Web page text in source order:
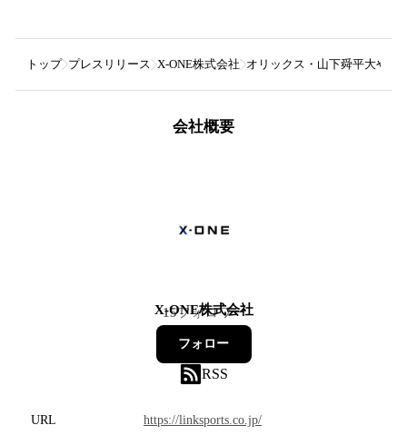
トップ プレスリリース X-ONE株式会社 オリックス・山下舜平大やC
会社概要
X-ONE株式会社
15フォロワー
フォロー
RSS
URL
https://linksports.co.jp/